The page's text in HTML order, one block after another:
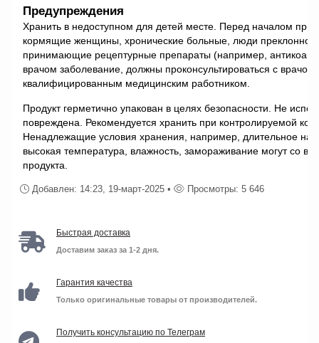
Предупреждения
Хранить в недоступном для детей месте. Перед началом
кормящие женщины, хронические больные, люди
принимающие рецептурные препараты (например,
врачом заболевание, должны проконсультироваться с
квалифицированным медицинским работником.
Продукт герметично упакован в целях безопасности. Не
повреждена. Рекомендуется хранить при контролируемой
Ненадлежащие условия хранения, например, длительное
высокая температура, влажность, замораживание могут со
продукта.
Добавлен: 14:23, 19-март-2025 • Просмотры: 5 646
Быстрая доставка
Доставим заказ за 1-2 дня.
Гарантия качества
Только оригинальные товары от производителей.
Получить консультацию по Телеграм